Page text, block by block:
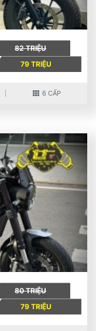
82 TRIỆU
79 TRIỆU
6 CẤP
80 TRIỆU
79 TRIỆU